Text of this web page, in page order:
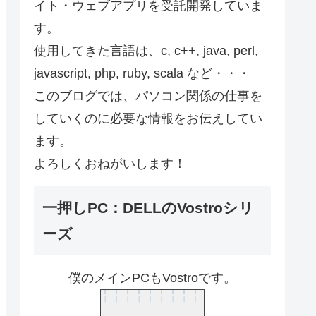
イト・ウェブアプリを受託開発していま
す。
使用してきた言語は、c, c++, java, perl,
javascript, php, ruby, scala など・・・
このブログでは、パソコン関係の仕事を
していくのに必要な情報をお伝えしてい
ます。
よろしくおねがいします！
一押しPC：DELLのVostroシリ
ーズ
僕のメインPCもVostroです。